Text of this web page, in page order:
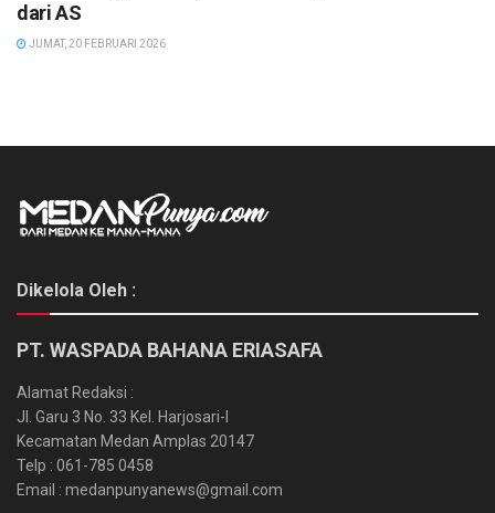
dari AS
JUMAT, 20 FEBRUARI 2026
Dikelola Oleh :
PT. WASPADA BAHANA ERIASAFA
Alamat Redaksi :
Jl. Garu 3 No. 33 Kel. Harjosari-I
Kecamatan Medan Amplas 20147
Telp : 061-785 0458
Email : medanpunyanews@gmail.com